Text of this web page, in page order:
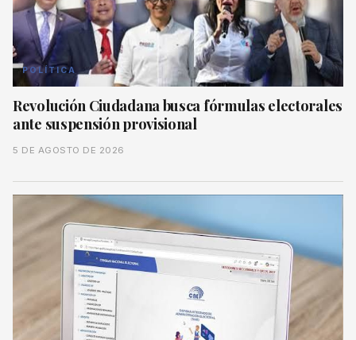
POLÍTICA
Revolución Ciudadana busca fórmulas electorales
ante suspensión provisional
5 DE AGOSTO DE 2026